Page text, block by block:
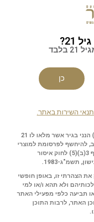
בין היתר, קבלות
המאשרות מכירה ללקוח של "גלון וויסקי
שם לפתוח חביות.
25, 21, 18, 17, 15 ו-12 שנות יישון. בחרנו להתמקד בזה
בורבון, ובהמשך
כן
תנאי השירות באתר.
בכניסה לאתר זה הנני מאשר ומצהיר כי: (1) הנני בגיר אשר מלאו לו 21
ובכתב, להיחשף לפרסומת למוצרי
) או שמע כלשון סעיף 3(ב)(5) לחוק איסור
תשמ"ג-1983.
הצהרתי זו, באופן חופשי
ולא תהא ו/או למי
תביעה כלפי מפעילי האתר
האתר, לרבות התוכן